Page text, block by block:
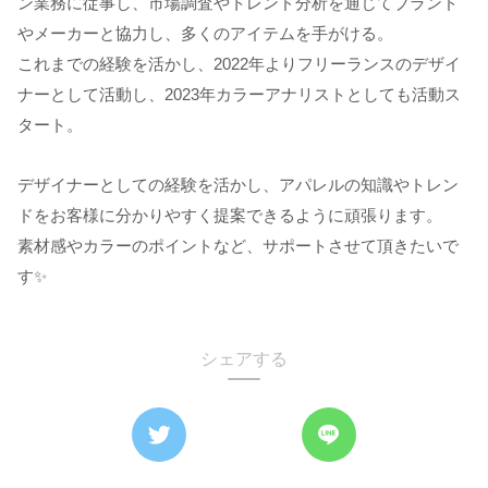
やメーカーと協力し、多くのアイテムを手がける。
これまでの経験を活かし、2022年よりフリーランスのデザイ
ナーとして活動し、2023年カラーアナリストとしても活動ス
タート。
デザイナーとしての経験を活かし、アパレルの知識やトレン
ドをお客様に分かりやすく提案できるように頑張ります。
素材感やカラーのポイントなど、サポートさせて頂きたいで
す✨
シェアする